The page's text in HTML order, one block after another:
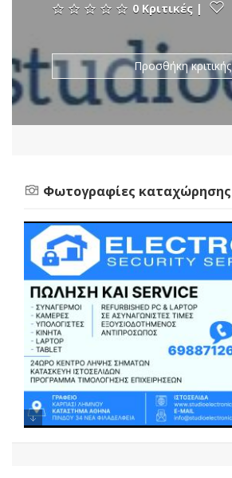
0 Κριτικές |
Προσθήκη κριτικής
Φωτογραφίες καταχώρησης